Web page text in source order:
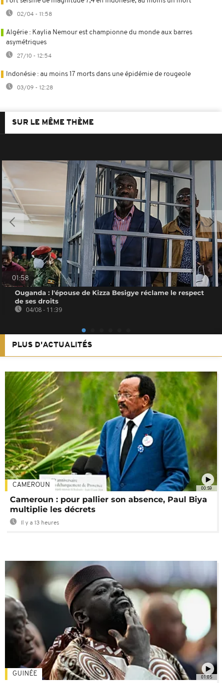
02/04 - 11:58
Algérie : Kaylia Nemour est championne du monde aux barres
asymétriques
27/10 - 12:54
Indonésie : au moins 17 morts dans une épidémie de rougeole
03/09 - 12:28
SUR LE MÊME THÈME
01:58
Ouganda : l'épouse de Kizza Besigye réclame le respect
de ses droits
04/08 - 11:39
PLUS D'ACTUALITÉS
00:59
CAMEROUN
Cameroun : pour pallier son absence, Paul Biya
multiplie les décrets
Il y a 13 heures
01:05
GUINÉE